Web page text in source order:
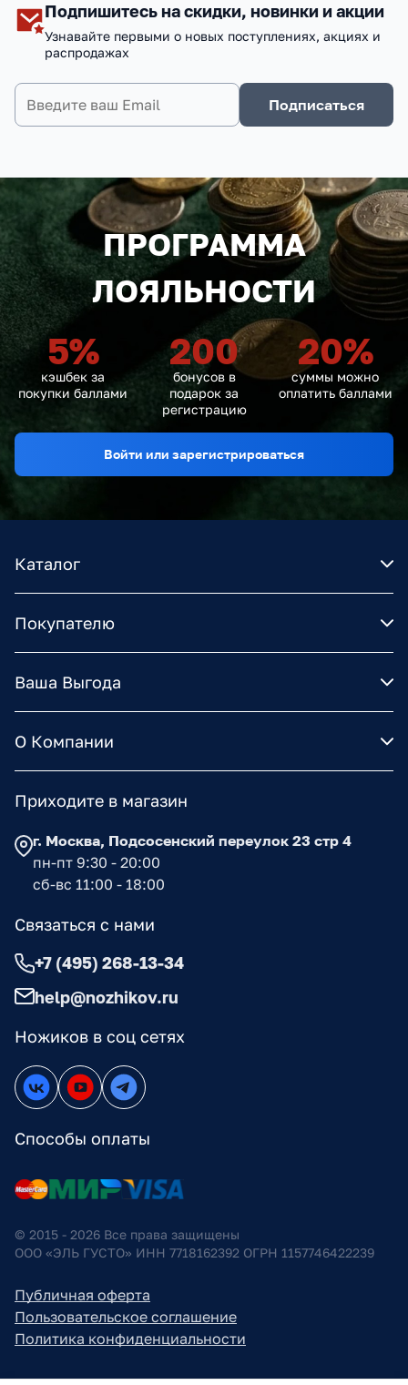
Подпишитесь на скидки, новинки и акции
Узнавайте первыми о новых поступлениях, акциях и
распродажах
Подписаться
ПРОГРАММА
ЛОЯЛЬНОСТИ
5%
кэшбек за
покупки баллами
200
бонусов в
подарок за
регистрацию
20%
суммы можно
оплатить баллами
Войти или зарегистрироваться
Каталог
Покупателю
Ваша Выгода
О Компании
Ножиков в соц сетях
Способы оплаты
Приходите в магазин
г. Москва, Подсосенский переулок 23 стр 4
пн-пт 9:30 - 20:00
сб-вс 11:00 - 18:00
Связаться с нами
+7 (495) 268-13-34
help@nozhikov.ru
© 2015 - 2026 Все права защищены
ООО «ЭЛЬ ГУСТО» ИНН 7718162392 ОГРН 1157746422239
Публичная оферта
Пользовательское соглашение
Политика конфиденциальности